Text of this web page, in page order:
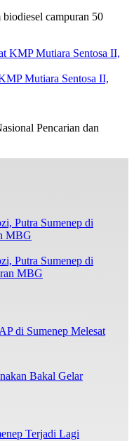
campuran 50
Mutiara Sentosa II,
Pencarian dan
Putra Sumenep di
MBG
di Sumenep Melesat
Bakal Gelar
Terjadi Lagi